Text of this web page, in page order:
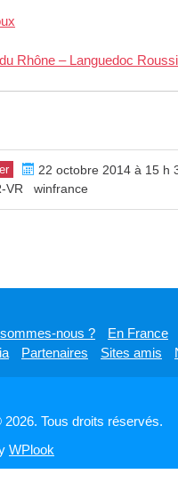
Rhône – Languedoc
22 octobre 2014 à 15 h
VR
winfrance
nous ? En France
Partenaires Sites amis
Tous droits réservés.
WPlook